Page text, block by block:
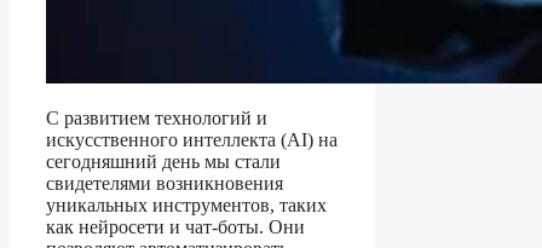
С развитием технологий и
искусственного интеллекта (AI) на
сегодняшний день мы стали
свидетелями возникновения
уникальных инструментов, таких
как нейросети и чат-боты. Они